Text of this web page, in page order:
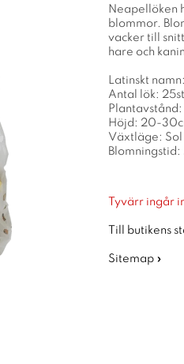
Neapellöken
blommor.
vacker till
hare och
Latinskt
Antal lök: 25st
Höjd: 20-
Växtläge: Sol
Tyvärr ingår
Till butikens
Sitemap »